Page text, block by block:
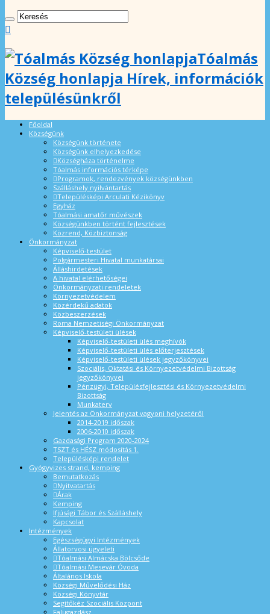
Tóalmás
Község honlapja Hírek, információk
településünkről
Főoldal
Községünk
Községünk története
Községünk elhelyezkedése
Községháza történelme
Tóalmás információs térképe
Programok, rendezvények községünkben
Szálláshely nyilvántartás
Településképi Arculati Kézikönyv
Egyház
Tóalmási amatőr művészek
Községünkben történt fejlesztések
Közrend, Közbiztonság
Önkormányzat
Képviselő-testület
Polgármesteri Hivatal munkatársai
Álláshirdetések
A hivatal elérhetőségei
Önkormányzati rendeletek
Környezetvédelem
Közérdekű adatok
Közbeszerzések
Roma Nemzetiségi Önkormányzat
Képviselő-testületi ülések
Képviselő-testületi ülés meghívók
Képviselő-testületi ülés előterjesztések
Képviselő-testületi ülések jegyzőkönyvei
Szociális, Oktatási és Környezetvédelmi Bizottság
jegyzőkönyvei
Pénzügyi, Településfejlesztési és Környezetvédelmi
Bizottság
Munkaterv
Jelentés az Önkormányzat vagyoni helyzetéről
2014-2019 időszak
2006-2010 időszak
Gazdasági Program 2020-2024
TSZT és HÉSZ módosítás 1.
Településképi rendelet
Gyógyvizes strand, kemping
Bemutatkozás
Nyitvatartás
Árak
Kemping
Ifjúsági Tábor és Szálláshely
Kapcsolat
Intézmények
Egészségügyi Intézmények
Állatorvosi ügyeleti
Tóalmási Almácska Bölcsőde
Tóalmási Mesevár Óvoda
Általános Iskola
Községi Művelődési Ház
Községi Könyvtár
Segítőkéz Szociális Központ
Falugazdász